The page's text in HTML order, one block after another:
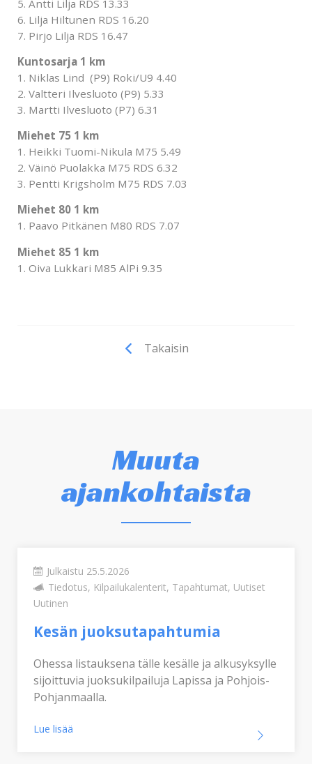
5. Antti Lilja RDS 13.33
6. Lilja Hiltunen RDS 16.20
7. Pirjo Lilja RDS 16.47
Kuntosarja 1 km
1. Niklas Lind (P9) Roki/U9 4.40
2. Valtteri Ilvesluoto (P9) 5.33
3. Martti Ilvesluoto (P7) 6.31
Miehet 75 1 km
1. Heikki Tuomi-Nikula M75 5.49
2. Väinö Puolakka M75 RDS 6.32
3. Pentti Krigsholm M75 RDS 7.03
Miehet 80 1 km
1. Paavo Pitkänen M80 RDS 7.07
Miehet 85 1 km
1. Oiva Lukkari M85 AlPi 9.35
Takaisin
Muuta
ajankohtaista
Julkaistu 25.5.2026
Tiedotus, Kilpailukalenterit, Tapahtumat, Uutiset
Uutinen
Kesän juoksutapahtumia
Ohessa listauksena tälle kesälle ja alkusyksylle
sijoittuvia juoksukilpailuja Lapissa ja Pohjois-
Pohjanmaalla.
Lue lisää